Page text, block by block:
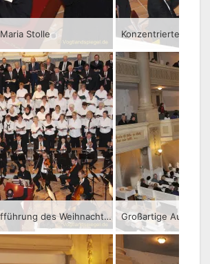
Stolle Konzentrierte
Großartige Aufführung des Weihnachtsoratoriums in der Stadtkirche St. Marien Greiz